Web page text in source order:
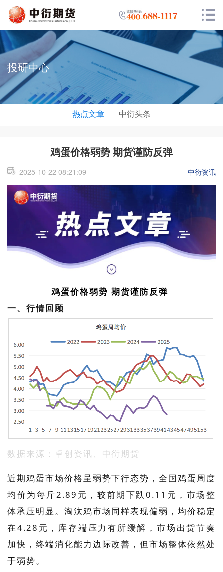
投研中心
热点文章 中衍头条
鸡蛋价格弱势 期货谨防反弹
2025-10-22 08:21:09 中衍资讯
鸡蛋价格弱势 期货谨防反弹
一、行情回顾
数据来源：卓创资讯、中衍期货
近期鸡蛋市场价格呈弱势下行态势，全国鸡蛋周度
均价为每斤2.89元，较前期下跌0.11元，市场整
体承压明显。淘汰鸡市场同样表现偏弱，均价稳定
在4.28元，库存端压力有所缓解，市场出货节奏
加快，终端消化能力边际改善，但市场整体依然处
于弱势。